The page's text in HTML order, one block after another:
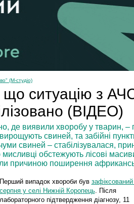
(М-студіо)
ситуацію з
(ВІДЕО)
де виявили хворобу у тварин, –
свиней, та забійні
свиней – стабілізувалася,
обстежують лісові
причиною поширення
Перший випадок хвороби був
серпня у селі Нижній Коропець. Після
лабораторного підтвердження діагнозу, 11